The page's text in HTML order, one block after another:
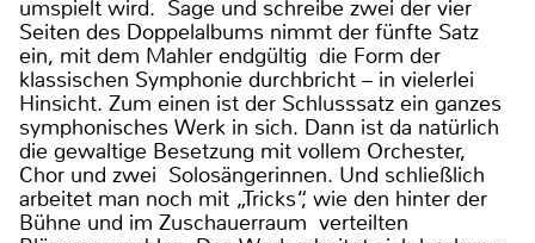
umspielt wird. Sage und schreibe zwei der vier
Seiten des Doppelalbums nimmt der fünfte Satz
ein, mit dem Mahler endgültig die Form der
klassischen Symphonie durchbricht – in vielerlei
Hinsicht. Zum einen ist der Schlusssatz ein ganzes
symphonisches Werk in sich. Dann ist da natürlich
die gewaltige Besetzung mit vollem Orchester,
Chor und zwei Solosängerinnen. Und schließlich
arbeitet man noch mit „Tricks“, wie den hinter der
Bühne und im Zuschauerraum verteilten